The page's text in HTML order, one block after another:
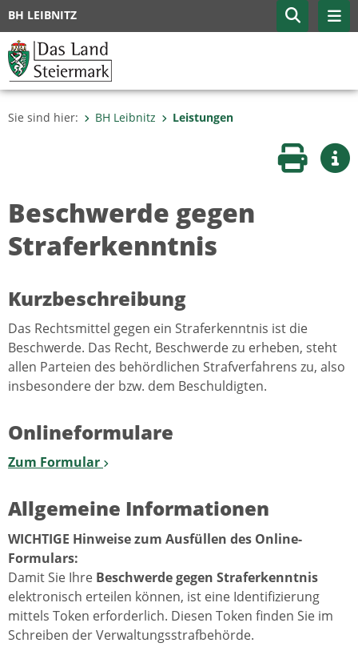
BH LEIBNITZ
Sie sind hier: BH Leibnitz Leistungen
Seite
Beschwerde gegen
Straferkenntnis
Kurzbeschreibung
Das Rechtsmittel gegen ein Straferkenntnis ist die
Beschwerde. Das Recht, Beschwerde zu erheben, steht
allen Parteien des behördlichen Strafverfahrens zu, also
insbesondere der bzw. dem Beschuldigten.
Onlineformulare
Zum Formular
Allgemeine Informationen
WICHTIGE Hinweise zum Ausfüllen des Online-
Formulars:
Damit Sie Ihre Beschwerde gegen Straferkenntnis
elektronisch erteilen können, ist eine Identifizierung
mittels Token erforderlich. Diesen Token finden Sie im
Schreiben der Verwaltungsstrafbehörde.